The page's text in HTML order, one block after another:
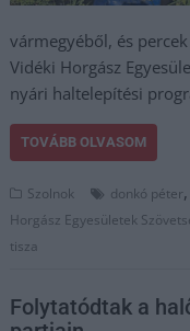
vármegyéből, és
Vidéki Horgász
nyári haltelepítési
TOVÁBB OLVASOM
Szolnok donkó péter,
Horgász Egyesületek
tisza
Folytatódtak a